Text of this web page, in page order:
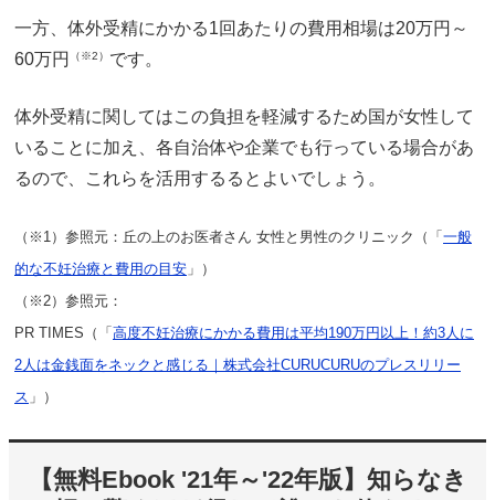
一方、体外受精にかかる1回あたりの費用相場は20万円～
60万円
（※2） です。
体外受精に関してはこの負担を軽減するため国が女性して
いることに加え、各自治体や企業でも行っている場合があ
るので、これらを活用するるとよいでしょう。
（※1）参照元：丘の上のお医者さん 女性と男性のクリニック（「 一般
的な不妊治療と費用の目安 」）
（※2）参照元：
PR TIMES（「 高度不妊治療にかかる費用は平均190万円以上！約3人に
2人は金銭面をネックと感じる｜株式会社CURUCURUのプレスリリー
ス 」）
【無料Ebook '21年～'22年版】知らなき